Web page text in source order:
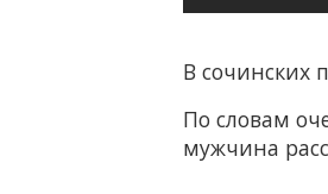
В сочинских
По словам
мужчина